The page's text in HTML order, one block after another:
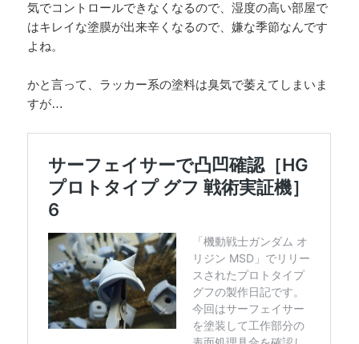
気でコントロールできなくなるので、湿度の高い部屋で
はキレイな塗膜が出来辛くなるので、嫌な季節なんです
よね。
かと言って、ラッカー系の塗料は臭気で萎えてしまいま
すが…